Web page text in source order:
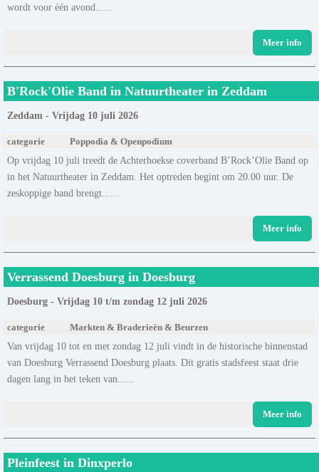
wordt voor één avond......
Meer info
B'Rock'Olie Band in Natuurtheater in Zeddam
Zeddam - Vrijdag 10 juli 2026
categorie Poppodia & Openpodium
Op vrijdag 10 juli treedt de Achterhoekse coverband B’Rock’Olie Band op
in het Natuurtheater in Zeddam. Het optreden begint om 20.00 uur. De
zeskoppige band brengt......
Meer info
Verrassend Doesburg in Doesburg
Doesburg - Vrijdag 10 t/m zondag 12 juli 2026
categorie Markten & Braderieën & Beurzen
Van vrijdag 10 tot en met zondag 12 juli vindt in de historische binnenstad
van Doesburg Verrassend Doesburg plaats. Dit gratis stadsfeest staat drie
dagen lang in het teken van......
Meer info
Pleinfeest in Dinxperlo